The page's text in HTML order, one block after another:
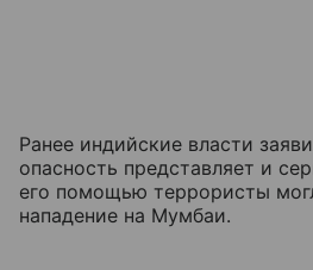
Ранее индийские власти
опасность представляет и
его помощью террористы
нападение на Мумбаи.